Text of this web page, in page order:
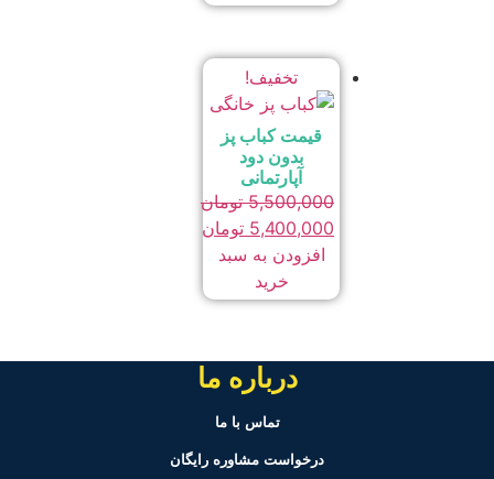
تخفیف!
قیمت کباب پز
بدون دود
آپارتمانی
5,500,000 تومان
قیمت
اصلی
بود.
5,400,000 تومان
قیمت
5,400,000 تومان
افزودن به سبد
خرید
درباره ما
تماس با ما
درخواست مشاوره رایگان